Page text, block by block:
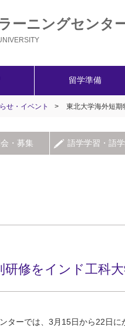
ーニングセンタ
留学準備
せ・イベント > 東北大学海外短期
・募集 語学学習・語
研修をインド工科
ターでは、3月15日から22日